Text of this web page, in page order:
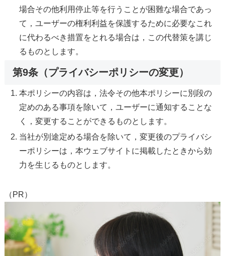
場合その他利用停止等を行うことが困難な場合であっ
て，ユーザーの権利利益を保護するために必要なこれ
に代わるべき措置をとれる場合は，この代替策を講じ
るものとします。
第9条（プライバシーポリシーの変更）
本ポリシーの内容は，法令その他本ポリシーに別段の
定めのある事項を除いて，ユーザーに通知することな
く，変更することができるものとします。
当社が別途定める場合を除いて，変更後のプライバシ
ーポリシーは，本ウェブサイトに掲載したときから効
力を生じるものとします。
（PR）